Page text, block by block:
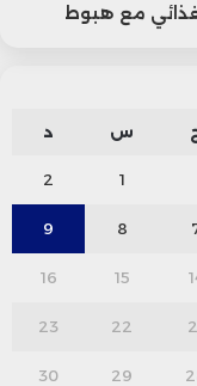
مع هبوط
س د
1
2
8
9
15
16
22
23
29
30